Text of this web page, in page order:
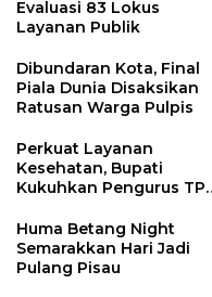
Evaluasi 83 Lokus
Layanan Publik
Dibundaran Kota, Final
Piala Dunia Disaksikan
Ratusan Warga Pulpis
Perkuat Layanan
Kesehatan, Bupati
Kukuhkan Pengurus TP
Huma Betang Night
Semarakkan Hari Jadi
Pulang Pisau